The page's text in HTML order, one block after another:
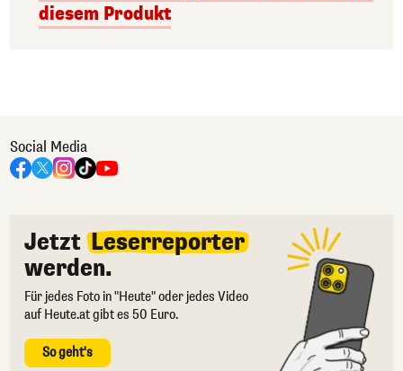
diesem Produkt
Social Media
Jetzt Leserreporter
werden.
Für jedes Foto in "Heute" oder jedes Video
auf Heute.at gibt es 50 Euro.
So geht's